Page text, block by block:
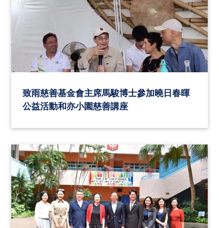
致雨慈善基金會主席馬駿博士參加曉日春暉
公益活動和亦小園慈善講座